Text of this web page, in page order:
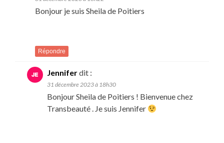
Bonjour je suis Sheila de Poitiers
Répondre
Jenniferdit :
31 décembre 2023 à 18h30
Bonjour Sheila de Poitiers ! Bienvenue chez
Transbeauté . Je suis Jennifer